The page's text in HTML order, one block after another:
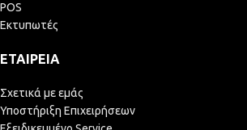
POS
Εκτυπωτές
ΕΤΑΙΡΕΊΑ
Σχετικά με εμάς
Υποστήριξη Επιχειρήσεων